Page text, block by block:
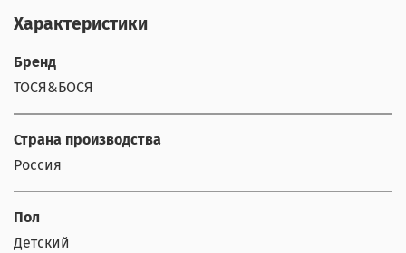
Характеристики
Бренд
ТОСЯ&БОСЯ
Страна производства
Россия
Пол
Детский